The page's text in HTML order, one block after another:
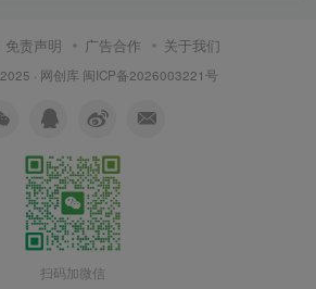
免责声明 广告合作 关于我们
· 网创库 闽ICP备2026003221号
扫码加微信